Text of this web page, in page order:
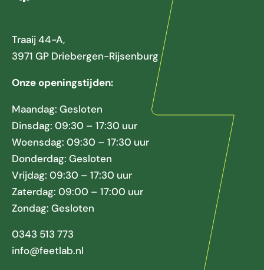
Traaij 44-A,
3971 GP Driebergen-Rijsenburg
Onze openingstijden:
Maandag: Gesloten
Dinsdag: 09:30 – 17:30 uur
Woensdag: 09:30 – 17:30 uur
Donderdag: Gesloten
Vrijdag: 09:30 – 17:30 uur
Zaterdag: 09:00 – 17:00 uur
Zondag: Gesloten
0343 513 773
info@feetlab.nl